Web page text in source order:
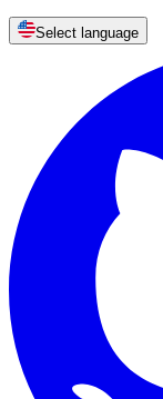
Select language